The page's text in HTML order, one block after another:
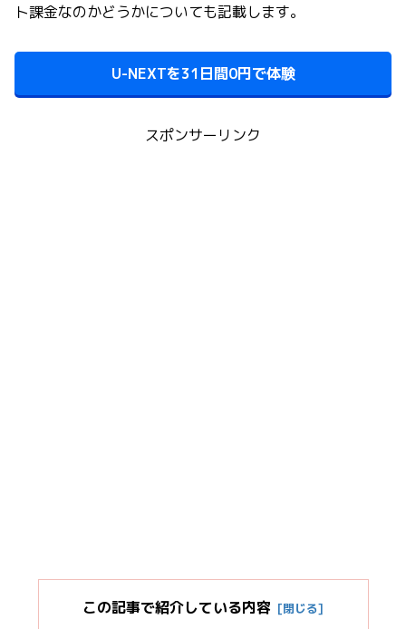
ト課金なのかどうかについても記載します。
U-NEXTを31日間0円で体験
スポンサーリンク
この記事で紹介している内容